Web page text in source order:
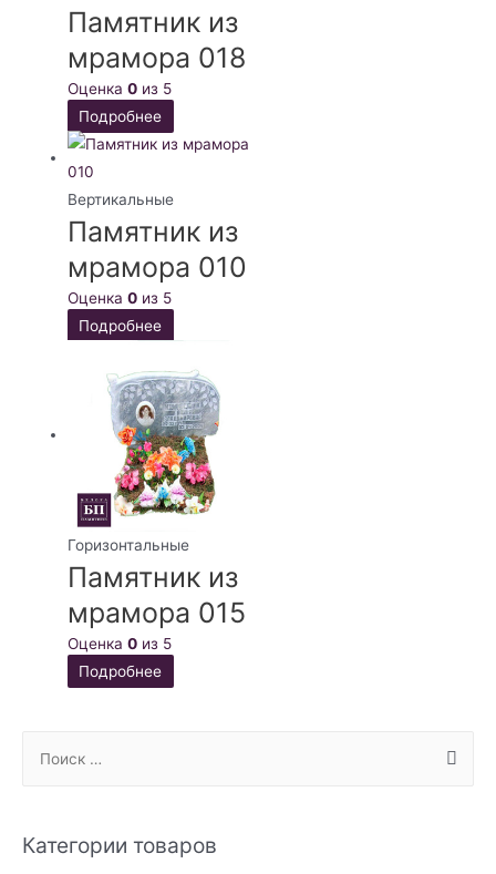
Памятник из
мрамора 018
Оценка0 из 5
Подробнее
Вертикальные
Памятник из
мрамора 010
Оценка0 из 5
Подробнее
Горизонтальные
Памятник из
мрамора 015
Оценка0 из 5
Подробнее
rКатегории товаров